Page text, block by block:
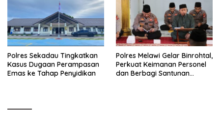
Polres Sekadau Tingkatkan
Kasus Dugaan Perampasan
Emas ke Tahap Penyidikan
Polres Melawi Gelar Binrohtal,
Perkuat Keimanan Personel
dan Berbagi Santunan